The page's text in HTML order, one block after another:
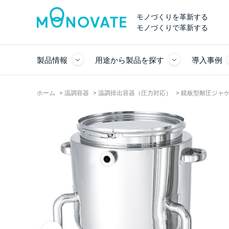
モノづくりを革新する
モノづくりで革新する
製品情報 用途から製品を探す 導入事例
ホーム > 温調容器 > 温調排出容器（圧力対応） > 鏡板型耐圧ジャ